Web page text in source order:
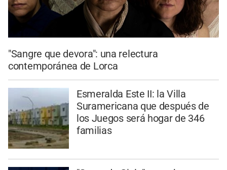
"Sangre que devora": una relectura
contemporánea de Lorca
Esmeralda Este II: la Villa
Suramericana que después de
los Juegos será hogar de 346
familias